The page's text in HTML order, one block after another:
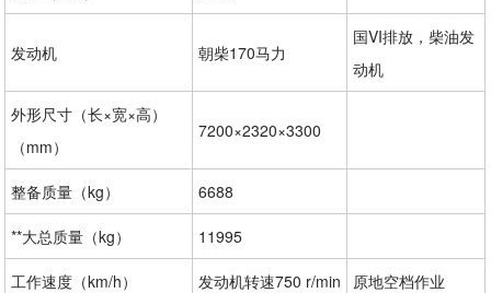
发动机 朝柴170马力
国VI排放，柴油发
动机
外形尺寸（长×宽×高）
（mm）
7200×2320×3300
整备质量（kg） 6688
**大总质量（kg） 11995
工作速度（km/h） 发动机转速750 r/min 原地空档作业